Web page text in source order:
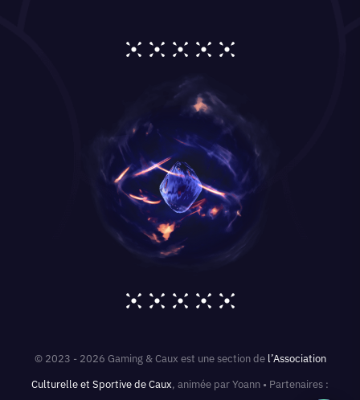
© 2023 - 2026 Gaming & Caux est une section de l’Association
Culturelle et Sportive de Caux, animée par Yoann • Partenaires :